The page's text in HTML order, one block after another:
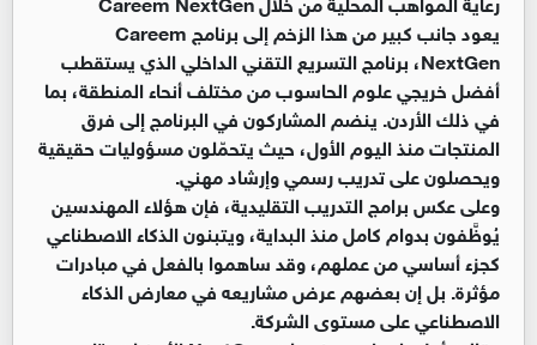
يعود جانب كبير من هذا الزخم إلى برنامج Careem
NextGen، برنامج التسريع التقني الداخلي الذي يستقطب
أفضل خريجي علوم الحاسوب من مختلف أنحاء المنطقة، بما
في ذلك الأردن. ينضم المشاركون في البرنامج إلى فرق
المنتجات منذ اليوم الأول، حيث يتحمّلون مسؤوليات حقيقية
ويحصلون على تدريب رسمي وإرشاد مهني.
وعلى عكس برامج التدريب التقليدية، فإن هؤلاء المهندسين
يُوظَّفون بدوام كامل منذ البداية، ويتبنون الذكاء الاصطناعي
كجزء أساسي من عملهم، وقد ساهموا بالفعل في مبادرات
مؤثرة. بل إن بعضهم عرض مشاريعه في معارض الذكاء
الاصطناعي على مستوى الشركة.